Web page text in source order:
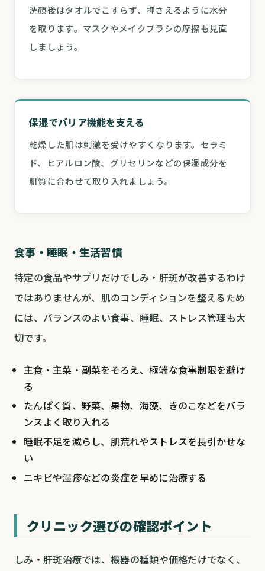
洗顔後はタオルでこすらず、押さえるように水分
を取ります。マスクやメイクブラシの摩擦も見直
しましょう。
保湿でバリア機能を支える
乾燥した肌は刺激を受けやすくなります。セラミ
ド、ヒアルロン酸、グリセリンなどの保湿成分を
肌質に合わせて取り入れましょう。
食事・睡眠・生活習慣
特定の食品やサプリだけでしみ・肝斑が改善するわけ
ではありませんが、肌のコンディションを整えるため
には、バランスのよい食事、睡眠、ストレス管理も大
切です。
主食・主菜・副菜をそろえ、極端な食事制限を避け
る
たんぱく質、野菜、果物、海藻、きのこなどをバラ
ンスよく取り入れる
睡眠不足を減らし、肌荒れやストレスを長引かせな
い
ニキビや湿疹などの炎症を早めに治療する
クリニック選びの確認ポイント
しみ・肝斑治療では、機器の種類や価格だけでなく、